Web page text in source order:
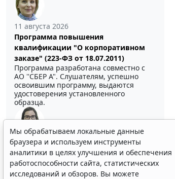
11 августа 2026
Программа повышения
квалификации "О корпоративном
заказе" (223-ФЗ от 18.07.2011)
Программа разработана совместно с
АО ''СБЕР А". Слушателям, успешно
освоившим программу, выдаются
удостоверения установленного
образца.
Выберите тему программы повышения квалификации
для юристов ...
Мы обрабатываем локальные данные
браузера и используем инструменты
аналитики в целях улучшения и обеспечения
работоспособности сайта, статистических
исследований и обзоров. Вы можете